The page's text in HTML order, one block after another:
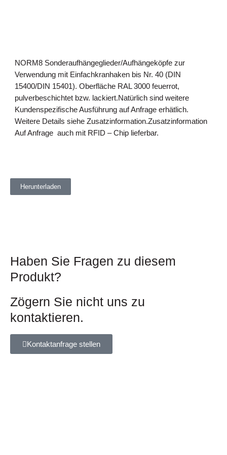
NORM8 Sonderaufhängeglieder/Aufhängeköpfe zur
Verwendung mit Einfachkranhaken bis Nr. 40 (DIN
15400/DIN 15401). Oberfläche RAL 3000 feuerrot,
pulverbeschichtet bzw. lackiert.Natürlich sind weitere
Kundenspezifische Ausführung auf Anfrage erhätlich.
Weitere Details siehe Zusatzinformation.Zusatzinformation
Auf Anfrage auch mit RFID – Chip lieferbar.
Herunterladen
Haben Sie Fragen zu diesem
Produkt?
Zögern Sie nicht uns zu
kontaktieren.
Kontaktanfrage stellen